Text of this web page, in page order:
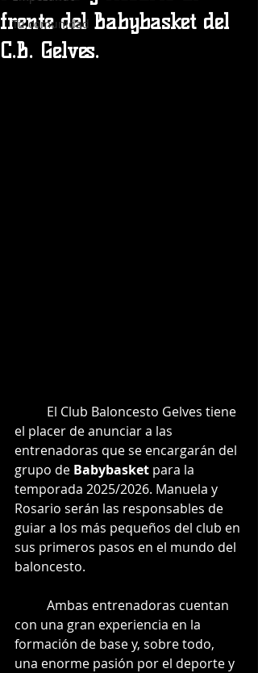
Tu comunidad
frente del Babybasket del
C.B. Gelves.
el placer de anunciar a las
entrenadoras que se encargarán del
grupo de Babybasket para la
temporada 2025/2026. Manuela y
Rosario serán las responsables de
guiar a los más pequeños del club en
sus primeros pasos en el mundo del
baloncesto.
con una gran experiencia en la
formación de base y, sobre todo,
una enorme pasión por el deporte y